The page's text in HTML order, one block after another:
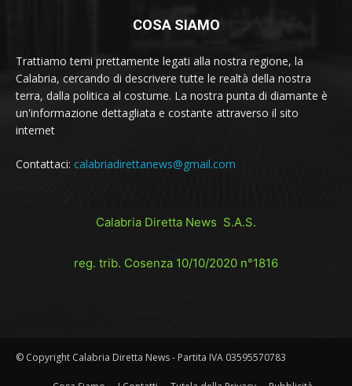
COSA SIAMO
Trattiamo temi prettamente legati alla nostra regione, la
Calabria, cercando di descrivere tutte le realtà della nostra
terra, dalla politica al costume. La nostra punta di diamante è
un'informazione dettagliata e costante attraverso il sito
internet
Contattaci: calabriadirettanews@gmail.com
Calabria Diretta News S.A.S.
reg. trib. Cosenza 10/10/2020 n°1816
© Copyright Calabria Diretta News - Partita IVA 03595570783